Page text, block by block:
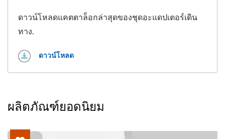
ดาวน์โหลดแคตตาล็อกล่าสุดของชุดอะแดปเตอร์เดิน
ทาง.
ดาวน์โหลด
ผลิตภัณฑ์ยอดนิยม